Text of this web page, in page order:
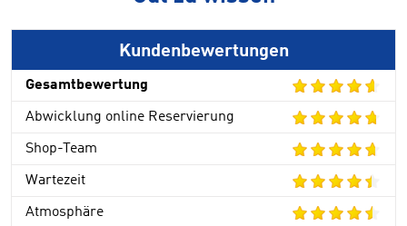
Kundenbewertungen
Gesamtbewertung
Abwicklung online Reservierung
Shop-Team
Wartezeit
Atmosphäre